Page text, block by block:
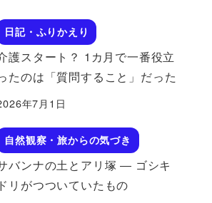
日記・ふりかえり
護スタート？ 1カ月で一番役立
たのは「質問すること」だった
年7月1日
自然観察・旅からの気づき
バンナの土とアリ塚 ― ゴシキ
ドリがつついていたもの